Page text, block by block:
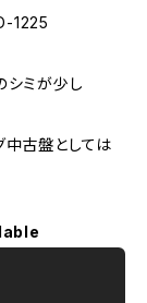
1225
シミが少し
中古盤としては